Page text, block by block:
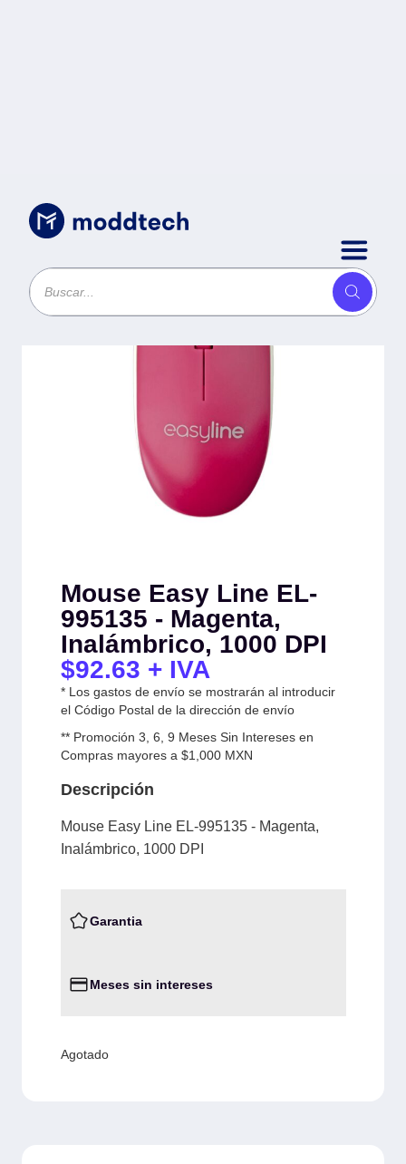
Accesorios para Componentes
Inalámbrico, 1000
Mouse Easy Line EL-
995135 - Magenta,
Inalámbrico, 1000 DPI
$92.63 + IVA
* Los gastos de envío se mostrarán al introducir
el Código Postal de la dirección de envío
** Promoción 3, 6, 9 Meses Sin Intereses en
Compras mayores a $1,000 MXN
Descripción
Mouse Easy Line EL-995135 - Magenta,
Inalámbrico, 1000 DPI
Garantia
Meses sin intereses
Agotado